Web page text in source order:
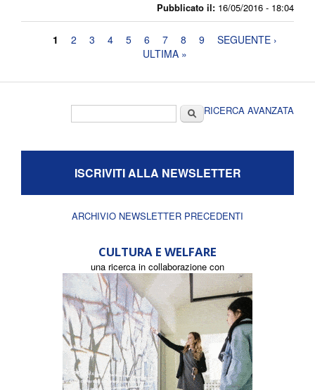
Pubblicato il: 16/05/2016 - 18:04
Pagine
1 2 3 4 5 6 7 8 9
SEGUENTE ›
ULTIMA »
CercaRICERCA AVANZATA
ISCRIVITI ALLA NEWSLETTER
ARCHIVIO NEWSLETTER PRECEDENTI
CULTURA E WELFARE
una ricerca in collaborazione con